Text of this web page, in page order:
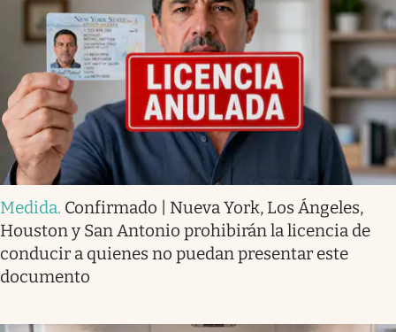
Medida. Confirmado | Nueva York, Los Ángeles,
Houston y San Antonio prohibirán la licencia de
conducir a quienes no puedan presentar este
documento